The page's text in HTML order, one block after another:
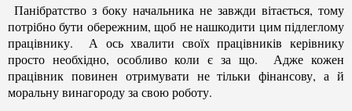
Панібратство з боку начальника не завжди вітається, тому
потрібно бути обережним, щоб не нашкодити цим підлеглому
працівнику. А ось хвалити своїх працівників керівнику
просто необхідно, особливо коли є за що. Адже кожен
працівник повинен отримувати не тільки фінансову, а й
моральну винагороду за свою роботу.